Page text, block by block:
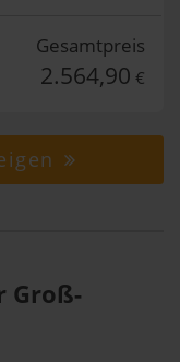
Gesamtpreis
2.564,90 €
Groß-